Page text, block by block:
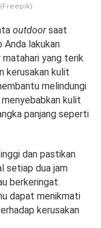
outdoorsaat
Anda lakukan
matahari yang terik
kerusakan kulit
melindungi
kulit
panjang seperti
dan pastikan
setiap dua jam
berkeringat.
dapat menikmati
kerusakan